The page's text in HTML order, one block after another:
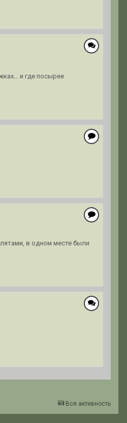
и где посырее
в одном месте были
Вся активность